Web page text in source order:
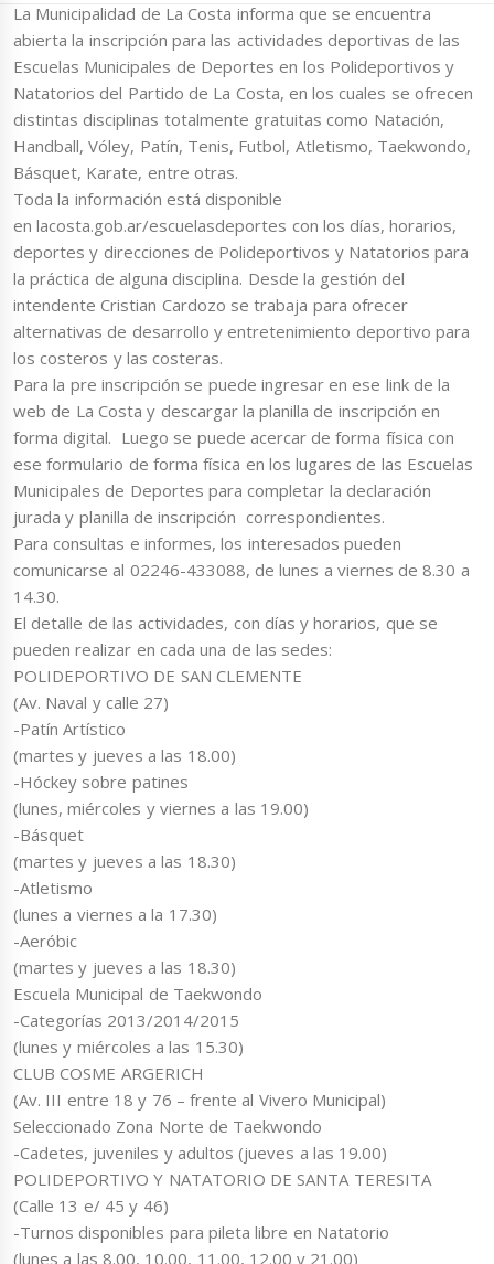
La Municipalidad de La Costa informa que se encuentra
abierta la inscripción para las actividades deportivas de las
Escuelas Municipales de Deportes en los Polideportivos y
Natatorios del Partido de La Costa, en los cuales se ofrecen
distintas disciplinas totalmente gratuitas como Natación,
Handball, Vóley, Patín, Tenis, Futbol, Atletismo, Taekwondo,
Básquet, Karate, entre otras.
Toda la información está disponible
en lacosta.gob.ar/escuelasdeportes con los días, horarios,
deportes y direcciones de Polideportivos y Natatorios para
la práctica de alguna disciplina. Desde la gestión del
intendente Cristian Cardozo se trabaja para ofrecer
alternativas de desarrollo y entretenimiento deportivo para
los costeros y las costeras.
Para la pre inscripción se puede ingresar en ese link de la
web de La Costa y descargar la planilla de inscripción en
forma digital. Luego se puede acercar de forma física con
ese formulario de forma física en los lugares de las Escuelas
Municipales de Deportes para completar la declaración
jurada y planilla de inscripción correspondientes.
Para consultas e informes, los interesados ​​pueden
comunicarse al 02246-433088, de lunes a viernes de 8.30 a
14.30.
El detalle de las actividades, con días y horarios, que se
pueden realizar en cada una de las sedes:
POLIDEPORTIVO DE SAN CLEMENTE
(Av. Naval y calle 27)
-Patín Artístico
(martes y jueves a las 18.00)
-Hóckey sobre patines
(lunes, miércoles y viernes a las 19.00)
-Básquet
(martes y jueves a las 18.30)
-Atletismo
(lunes a viernes a la 17.30)
-Aeróbic
(martes y jueves a las 18.30)
Escuela Municipal de Taekwondo
-Categorías 2013/2014/2015
(lunes y miércoles a las 15.30)
CLUB COSME ARGERICH
(Av. III entre 18 y 76 – frente al Vivero Municipal)
Seleccionado Zona Norte de Taekwondo
-Cadetes, juveniles y adultos (jueves a las 19.00)
POLIDEPORTIVO Y NATATORIO DE SANTA TERESITA
(Calle 13 e/ 45 y 46)
-Turnos disponibles para pileta libre en Natatorio
(lunes a las 8.00, 10.00, 11.00, 12.00 y 21.00)